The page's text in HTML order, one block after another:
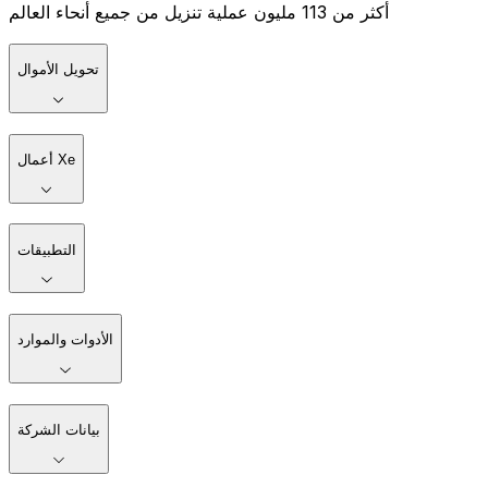
أكثر من 113 مليون عملية تنزيل من جميع أنحاء العالم
تحويل الأموال
أعمال Xe
التطبيقات
الأدوات والموارد
بيانات الشركة